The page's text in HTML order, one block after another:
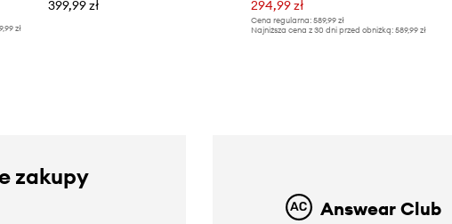
zł
399,99 zł 294,99 zł
Cena regularna: 589,99 zł
Najniższa cena z 30 dni przed obniżką: 589,99 zł
zakupy
Answear Club